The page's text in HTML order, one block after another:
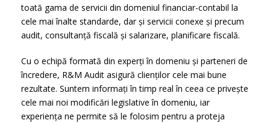
toată gama de servicii din domeniul financiar-contabil la
cele mai înalte standarde, dar și servicii conexe și precum
audit, consultanță fiscală și salarizare, planificare fiscală.
Cu o echipă formată din experți în domeniu și parteneri de
încredere, R&M Audit asigură clienților cele mai bune
rezultate. Suntem informați în timp real în ceea ce privește
cele mai noi modificări legislative în domeniu, iar
experiența ne permite să le folosim pentru a proteja